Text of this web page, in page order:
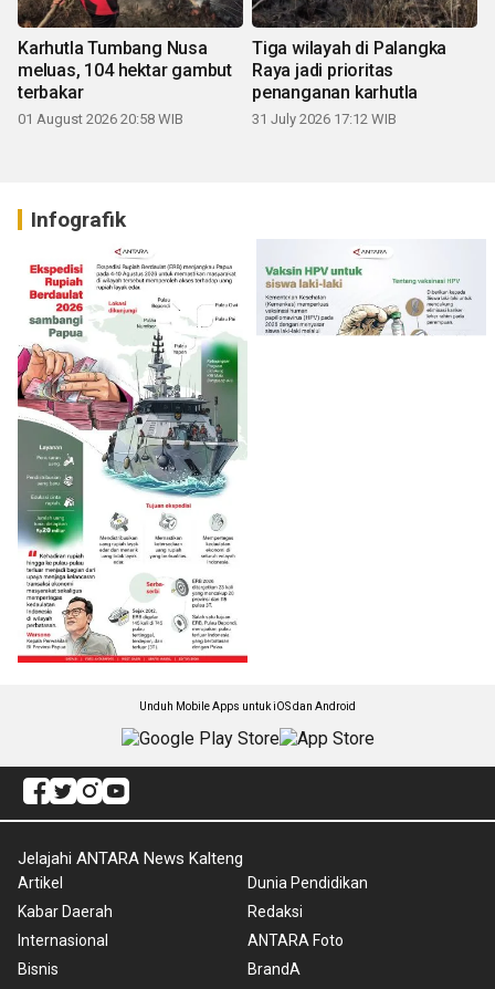
Karhutla Tumbang Nusa
meluas, 104 hektar gambut
terbakar
01 August 2026 20:58 WIB
Tiga wilayah di Palangka
Raya jadi prioritas
penanganan karhutla
31 July 2026 17:12 WIB
Infografik
Unduh Mobile Apps untuk iOS dan Android
Jelajahi ANTARA News Kalteng
Artikel
Kabar Daerah
Internasional
Bisnis
Dunia Pendidikan
Redaksi
ANTARA Foto
BrandA